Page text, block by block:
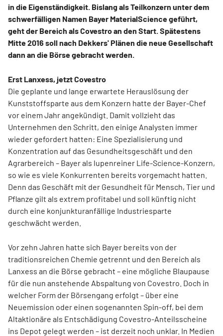
in die Eigenständigkeit. Bislang als Teilkonzern unter dem
schwerfälligen Namen Bayer MaterialScience geführt,
geht der Bereich als Covestro an den Start. Spätestens
Mitte 2016 soll nach Dekkers' Plänen die neue Gesellschaft
dann an die Börse gebracht werden.
Erst Lanxess, jetzt Covestro
Die geplante und lange erwartete Herauslösung der
Kunststoffsparte aus dem Konzern hatte der Bayer-Chef
vor einem Jahr angekündigt. Damit vollzieht das
Unternehmen den Schritt, den einige Analysten immer
wieder gefordert hatten: Eine Spezialisierung und
Konzentration auf das Gesundheitsgeschäft und den
Agrarbereich – Bayer als lupenreiner Life-Science-Konzern,
so wie es viele Konkurrenten bereits vorgemacht hatten.
Denn das Geschäft mit der Gesundheit für Mensch, Tier und
Pflanze gilt als extrem profitabel und soll künftig nicht
durch eine konjunkturanfällige Industriesparte
geschwächt werden.
Vor zehn Jahren hatte sich Bayer bereits von der
traditionsreichen Chemie getrennt und den Bereich als
Lanxess an die Börse gebracht – eine mögliche Blaupause
für die nun anstehende Abspaltung von Covestro. Doch in
welcher Form der Börsengang erfolgt – über eine
Neuemission oder einen sogenannten Spin-off, bei dem
Altaktionäre als Entschädigung Covestro-Anteilsscheine
ins Depot gelegt werden – ist derzeit noch unklar. In Medien